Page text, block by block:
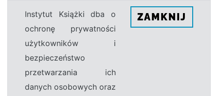
Instytut Książki dba o
ochronę prywatności
użytkowników i
bezpieczeństwo
przetwarzania ich
danych osobowych oraz
ZAMKNIJ